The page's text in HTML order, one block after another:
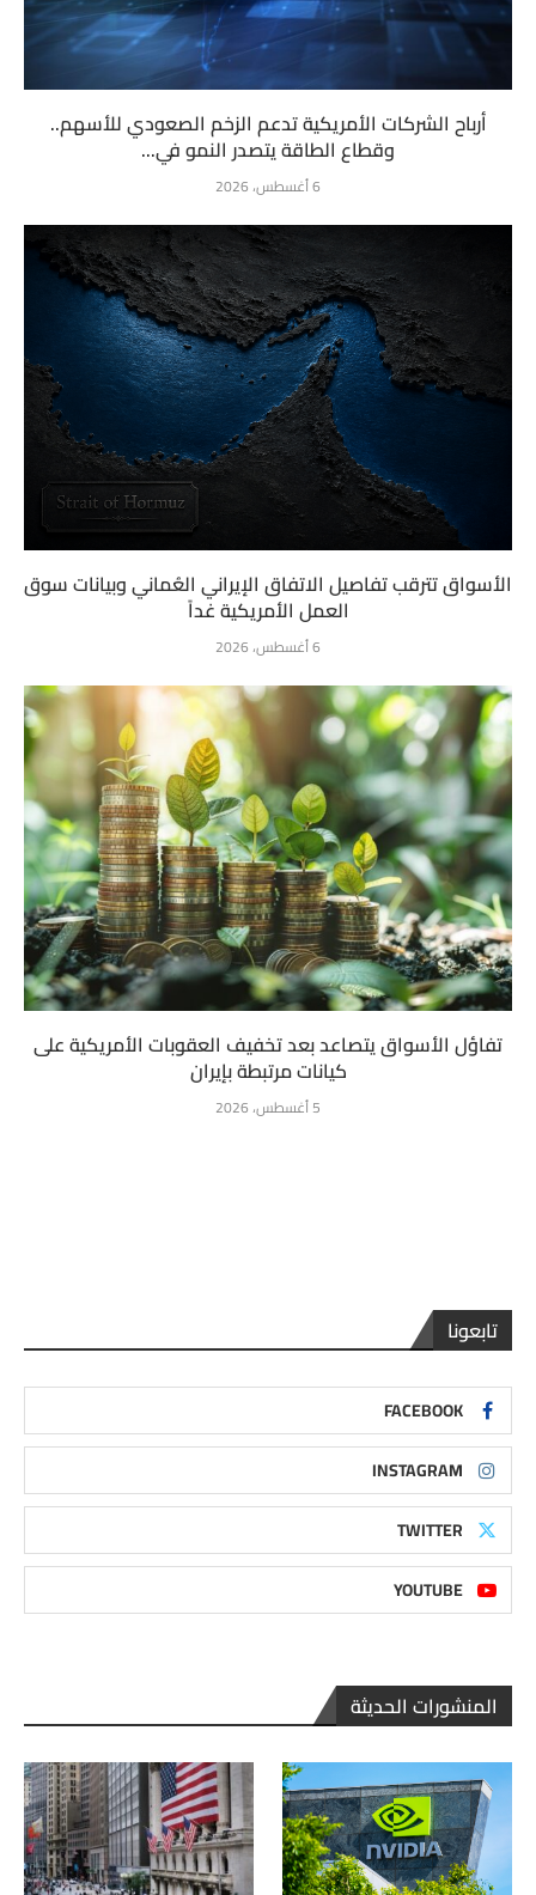
أرباح الشركات الأمريكية تدعم الزخم الصعودي للأسهم..
وقطاع الطاقة يتصدر النمو في...
6 أغسطس، 2026
الأسواق تترقب تفاصيل الاتفاق الإيراني العُماني وبيانات سوق
العمل الأمريكية غداً
6 أغسطس، 2026
تفاؤل الأسواق يتصاعد بعد تخفيف العقوبات الأمريكية على
كيانات مرتبطة بإيران
5 أغسطس، 2026
تابعونا
FACEBOOK
INSTAGRAM
TWITTER
YOUTUBE
المنشورات الحديثة